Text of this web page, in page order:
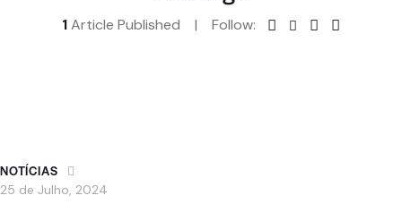
1Article Published Follow:
NOTÍCIAS
25 de Julho, 2024